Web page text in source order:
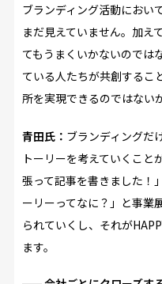
ブランディング活動におい
まだ見えていません。加え
てもうまくいかないのでは
ている人たちが共創するこ
所を実現できるのではない
青田氏： ブランディングだ
トーリーを考えていくこと
張って記事を書きました！
ーリーってなに？」と事業
られていくし、それが
ます。